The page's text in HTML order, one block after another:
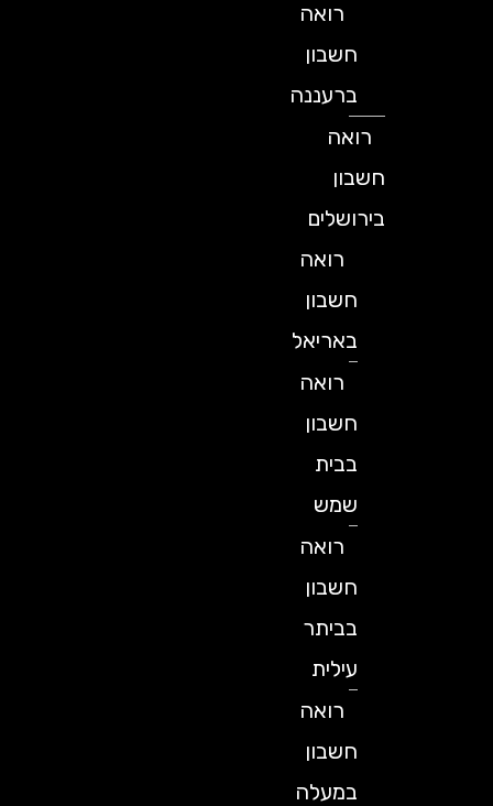
רואה
חשבון
ברעננה
רואה
חשבון
בירושלים
רואה
חשבון
באריאל
רואה
חשבון
בבית
שמש
רואה
חשבון
בביתר
עילית
רואה
חשבון
במעלה